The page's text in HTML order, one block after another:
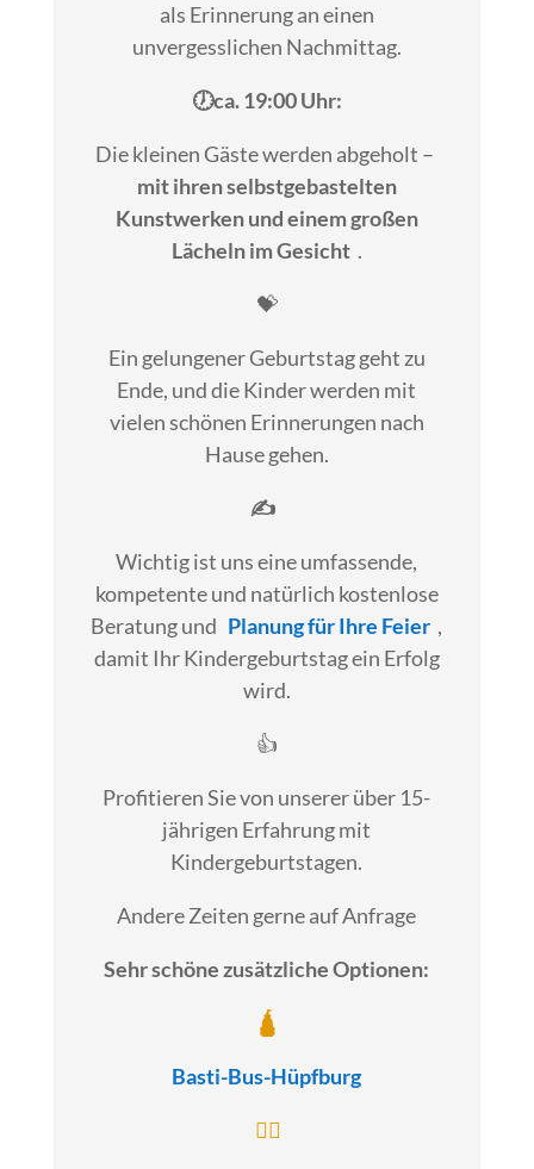
als Erinnerung an einen
unvergesslichen Nachmittag.
🕖ca. 19:00 Uhr:
Die kleinen Gäste werden abgeholt –
mit ihren selbstgebastelten
Kunstwerken und einem großen
Lächeln im Gesicht.
💝
Ein gelungener Geburtstag geht zu
Ende, und die Kinder werden mit
vielen schönen Erinnerungen nach
Hause gehen.
✍
Wichtig ist uns eine umfassende,
kompetente und natürlich kostenlose
Beratung und Planung für Ihre Feier ,
damit Ihr Kindergeburtstag ein Erfolg
wird.
👍
Profitieren Sie von unserer über 15-
jährigen Erfahrung mit
Kindergeburtstagen.
Andere Zeiten gerne auf Anfrage
Sehr schöne zusätzliche Optionen:
🛕
Basti-Bus-Hüpfburg
🏴‍☠️